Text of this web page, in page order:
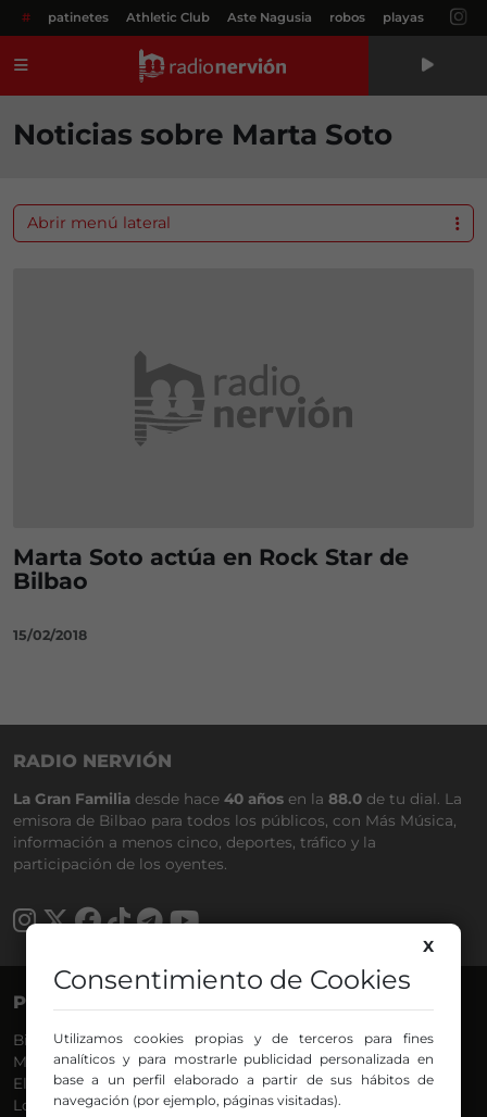
# patinetes Athletic Club Aste Nagusia robos playas
Noticias sobre Marta Soto
Marta Soto actúa en Rock Star de
Bilbao
15/02/2018
Abrir menú lateral
RADIO NERVIÓN
La Gran Familia desde hace 40 años en la 88.0 de tu dial. La
emisora de Bilbao para todos los públicos, con Más Música,
información a menos cinco, deportes, tráfico y la
participación de los oyentes.
PROGRAMAS
Bilbosport
Más Música
El Madrugador
Lo Más Nuevo
Agurtzane
Belén Ollero
Dani
Eduardo
X
Consentimiento de Cookies
Utilizamos cookies propias y de terceros para fines
analíticos y para mostrarle publicidad personalizada en
base a un perfil elaborado a partir de sus hábitos de
navegación (por ejemplo, páginas visitadas).